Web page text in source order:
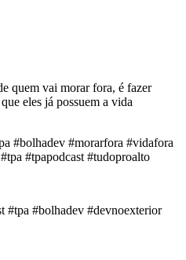
quem vai morar fora, é fazer
eles já possuem a vida
#bolhadev #morarfora #vidafora
#tpapodcast #tudoproalto
#tpa #bolhadev #devnoexterior